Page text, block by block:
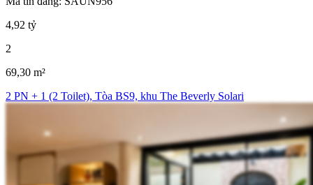
4,92 tỷ
2
69,30 m²
2 PN + 1 (2 Toilet), Tòa BS9, khu The Beverly Solari